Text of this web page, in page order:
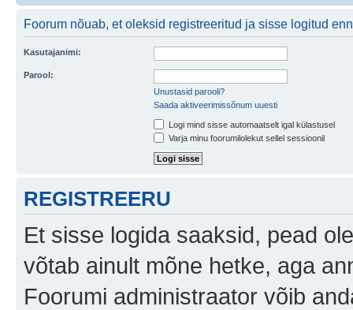
Foorum nõuab, et oleksid registreeritud ja sisse logitud
Kasutajanimi:
Parool:
Unustasid parooli?
Saada aktiveerimissõnum uuesti
Logi mind sisse automaatselt igal külastusel
Varja minu foorumilolekut sellel sessioonil
REGISTREERU
Et sisse logida saaksid, pead
võtab ainult mõne hetke, aga
Foorumi administraator võib